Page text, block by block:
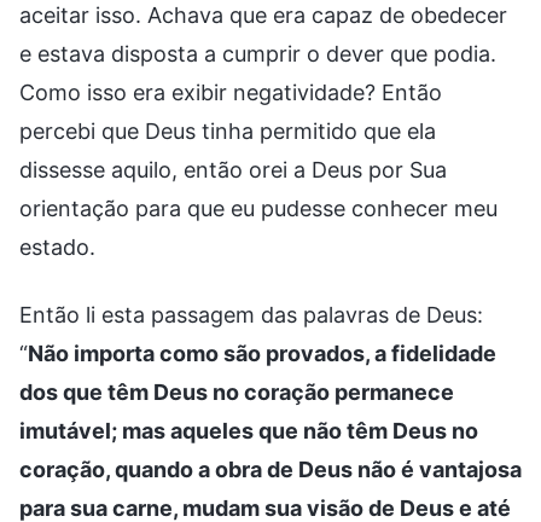
aceitar isso. Achava que era capaz de obedecer
e estava disposta a cumprir o dever que podia.
Como isso era exibir negatividade? Então
percebi que Deus tinha permitido que ela
dissesse aquilo, então orei a Deus por Sua
orientação para que eu pudesse conhecer meu
estado.
Então li esta passagem das palavras de Deus:
“Não importa como são provados, a fidelidade
dos que têm Deus no coração permanece
imutável; mas aqueles que não têm Deus no
coração, quando a obra de Deus não é vantajosa
para sua carne, mudam sua visão de Deus e até